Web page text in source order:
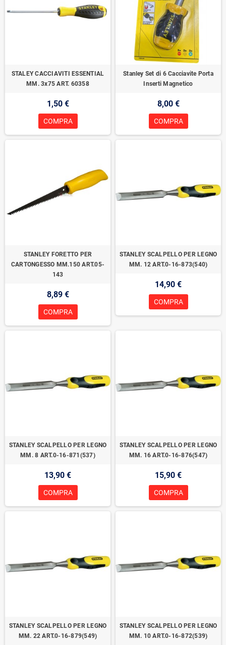
STALEY CACCIAVITI ESSENTIAL
MM. 3x75 ART. 60358
1,50 €
COMPRA
Stanley Set di 6 Cacciavite Porta
Inserti Magnetico
8,00 €
COMPRA
STANLEY FORETTO PER
CARTONGESSO MM.150 ART.05-
143
8,89 €
COMPRA
STANLEY SCALPELLO PER LEGNO
MM. 12 ART.0-16-873(540)
14,90 €
COMPRA
STANLEY SCALPELLO PER LEGNO
MM. 8 ART.0-16-871(537)
13,90 €
COMPRA
STANLEY SCALPELLO PER LEGNO
MM. 16 ART.0-16-876(547)
15,90 €
COMPRA
STANLEY SCALPELLO PER LEGNO
MM. 22 ART.0-16-879(549)
STANLEY SCALPELLO PER LEGNO
MM. 10 ART.0-16-872(539)